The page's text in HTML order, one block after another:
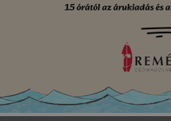
Hosszúság
1200 mm